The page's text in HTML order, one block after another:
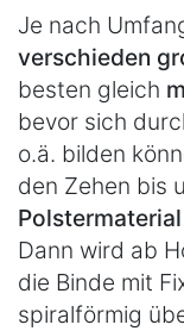
Je nach
verschieden
besten gleich
bevor sich
o.ä. bilden
den Zehen bis
Polstermaterial
Dann wird ab
die Binde mit
spiralförmig